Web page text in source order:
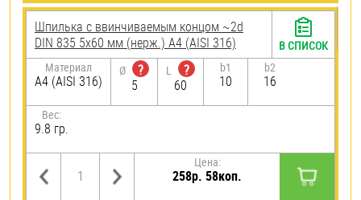
Шпилька c ввинчиваемым концом ~2d
DIN 835 5х60 мм (нерж.) A4 (AISI 316)
Материал
A4 (AISI 316)
Ø
?
5
L
?
60
b1
10
b2
16
Вес:
9.8 гр.
Цена:
258р. 58коп.
В СПИСОК